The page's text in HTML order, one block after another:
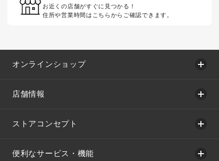
お近くの店舗がすぐに見つかる！
住所や営業時間はこちらからご確認できます。
オンラインショップ
店舗情報
ストアコンセプト
便利なサービス・機能